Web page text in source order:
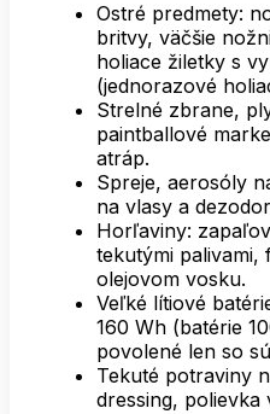
Ostré predmety:
britvy, väčšie
holiace žiletky s
(jednorazové
Strelné zbrane,
paintballové
atráp.
Spreje, aerosóly
na vlasy a
Horľaviny:
tekutými palivami,
olejovom vosku.
Veľké lítiové
160 Wh (batérie
povolené len so
Tekuté potraviny
dressing, polievka